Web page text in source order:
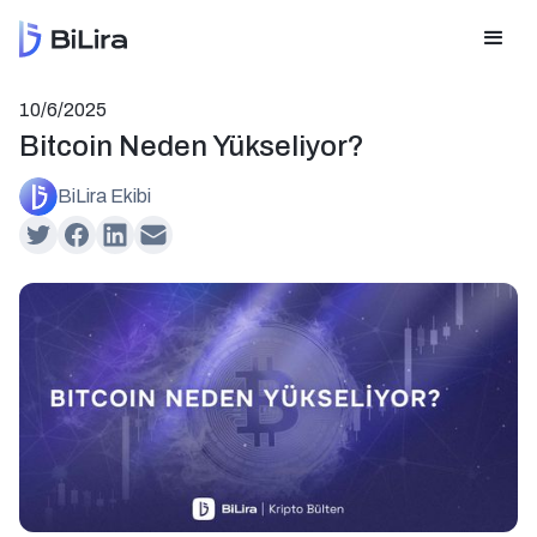
10/6/2025
Bitcoin Neden Yükseliyor?
BiLira Ekibi